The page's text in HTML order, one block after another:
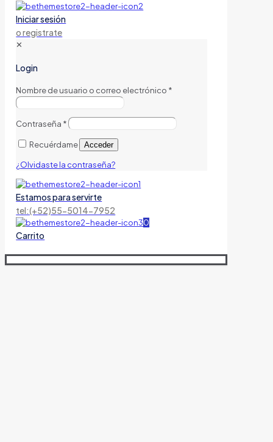
Iniciar sesión
o registrate
✕
Login
Nombre de usuario o correo electrónico *
Contraseña *
Recuérdame Acceder
¿Olvidaste la contraseña?
Estamos para servirte
tel:(+52)55-5014-7952
0
Carrito